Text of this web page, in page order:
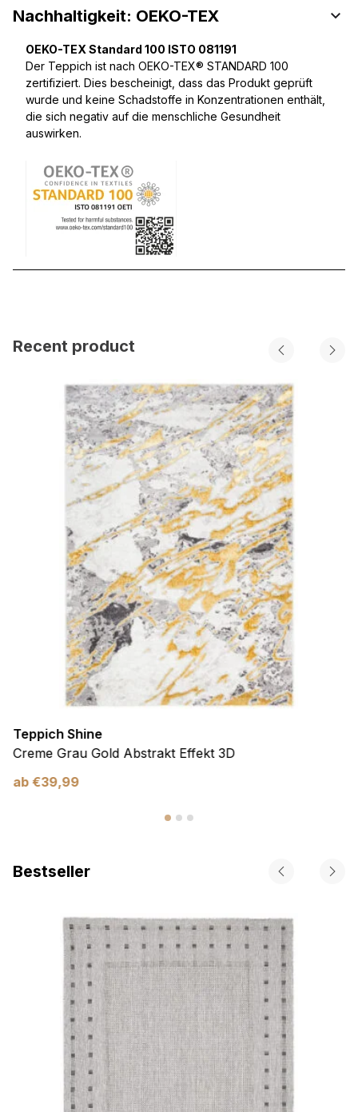
Nachhaltigkeit: OEKO-TEX
OEKO-TEX Standard 100 ISTO 081191
Der Teppich ist nach OEKO-TEX® STANDARD 100
zertifiziert. Dies bescheinigt, dass das Produkt geprüft
wurde und keine Schadstoffe in Konzentrationen enthält,
die sich negativ auf die menschliche Gesundheit
auswirken.
Recent product
Teppich Shine
Creme Grau Gold Abstrakt Effekt 3D
ab €39,99
Bestseller